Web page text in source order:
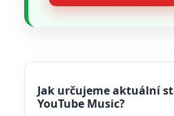
Jak určujeme aktuální
YouTube Music?